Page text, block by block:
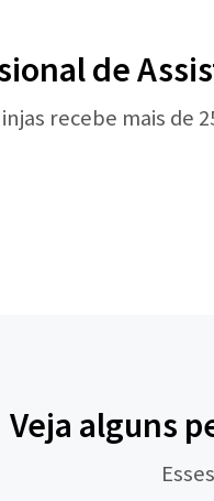
de
recebe mais de
Veja alguns